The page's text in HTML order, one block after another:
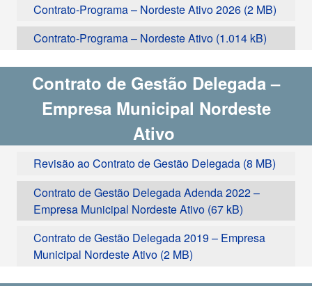
Contrato-Programa – Nordeste Ativo 2026
Contrato-Programa – Nordeste Ativo
Contrato de Gestão Delegada –
Empresa Municipal Nordeste
Ativo
Revisão ao Contrato de Gestão Delegada
Contrato de Gestão Delegada Adenda 2022 –
Empresa Municipal Nordeste Ativo
Contrato de Gestão Delegada 2019 – Empresa
Municipal Nordeste Ativo